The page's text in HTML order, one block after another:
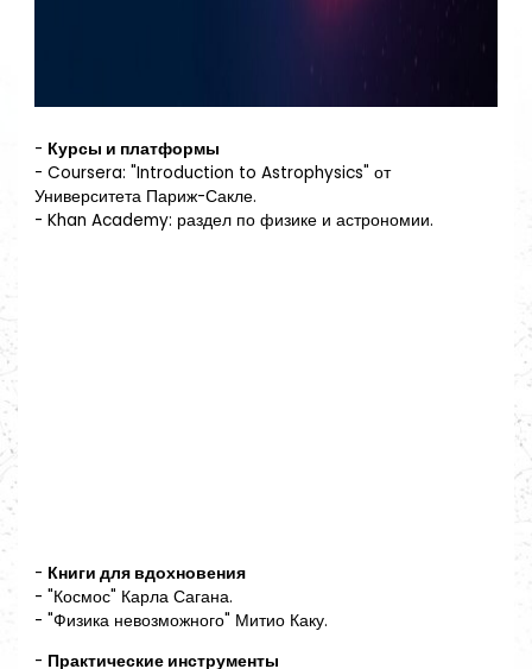
- Курсы и платформы
- Coursera: "Introduction to Astrophysics" от
Университета Париж-Сакле.
- Khan Academy: раздел по физике и астрономии.
- Книги для вдохновения
- "Космос" Карла Сагана.
- "Физика невозможного" Митио Каку.
- Практические инструменты